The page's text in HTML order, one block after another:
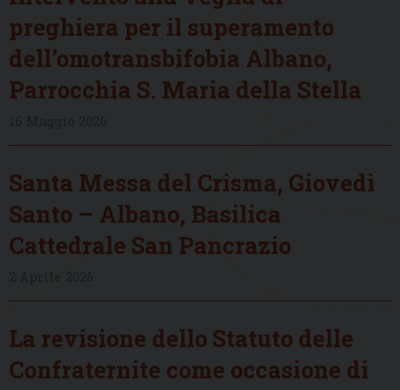
preghiera per il superamento
dell’omotransbifobia Albano,
Parrocchia S. Maria della Stella
Santa Messa del Crisma, Giovedì
Santo – Albano, Basilica
Cattedrale San Pancrazio
La revisione dello Statuto delle
Confraternite come occasione di